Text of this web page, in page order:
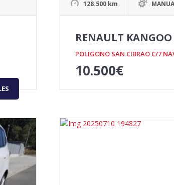
128.500 km
RENAULT KANGOO
POLIGONO SAN CIBRAO C/7
10.500€